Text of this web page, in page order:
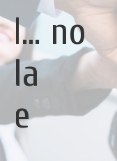
que
los